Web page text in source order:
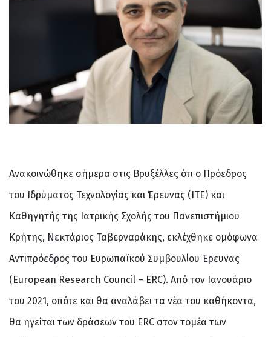
Ανακοινώθηκε σήμερα στις Βρυξέλλες ότι ο Πρόεδρος
του Ιδρύματος Τεχνολογίας και Έρευνας (ΙΤΕ) και
Καθηγητής της Ιατρικής Σχολής του Πανεπιστήμιου
Κρήτης, Νεκτάριος Ταβερναράκης, εκλέχθηκε ομόφωνα
Αντιπρόεδρος του Ευρωπαϊκού Συμβουλίου Έρευνας
(European Research Council – ERC). Από τον Ιανουάριο
του 2021, οπότε και θα αναλάβει τα νέα του καθήκοντα,
θα ηγείται των δράσεων του ERC στον τομέα των